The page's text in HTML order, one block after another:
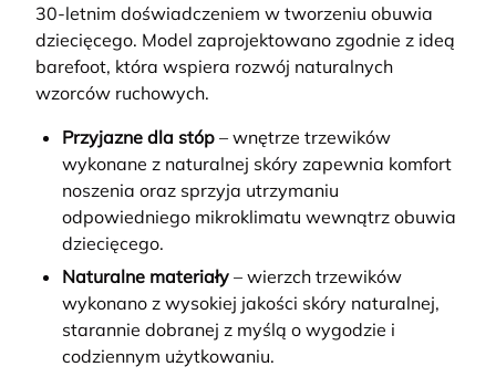
30-letnim doświadczeniem w tworzeniu obuwia
dziecięcego. Model zaprojektowano zgodnie z ideą
barefoot, która wspiera rozwój naturalnych
wzorców ruchowych.
Przyjazne dla stóp – wnętrze trzewików
wykonane z naturalnej skóry zapewnia komfort
noszenia oraz sprzyja utrzymaniu
odpowiedniego mikroklimatu wewnątrz obuwia
dziecięcego.
Naturalne materiały – wierzch trzewików
wykonano z wysokiej jakości skóry naturalnej,
starannie dobranej z myślą o wygodzie i
codziennym użytkowaniu.